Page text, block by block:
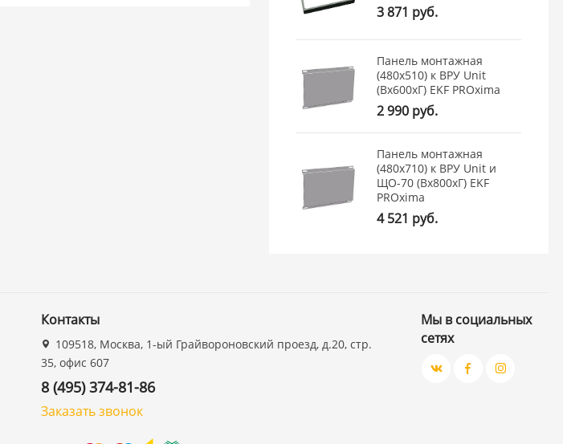
3 871 руб.
Панель монтажная
(480x510) к ВРУ Unit
(Вх600хГ) EKF PROxima
2 990 руб.
Панель монтажная
(480x710) к ВРУ Unit и
ЩО-70 (Вх800хГ) EKF
PROxima
4 521 руб.
Контакты
109518, Москва, 1-ый Грайвороновский проезд, д.20, стр.
35, офис 607
8 (495) 374-81-86
Заказать звонок
Мы в социальных
сетях